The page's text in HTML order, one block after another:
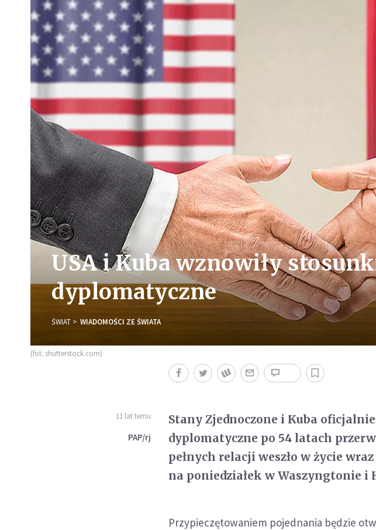
USA i Kuba wznowiły
dyplomatyczne
ŚWIAT WIADOMOŚCI ZE ŚWIATA
(fot. shutterstock.com)
11 lat temu
PAP/rj
Stany Zjednoczone i Kuba
dyplomatyczne po 54 latach
pełnych relacji weszło w życie
na poniedziałek w Waszyngtonie i
Przypieczętowaniem pojednania będzie